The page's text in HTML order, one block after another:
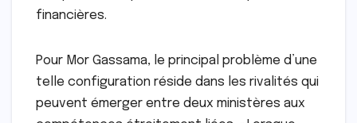
financières.
Pour Mor Gassama, le principal problème d’une
telle configuration réside dans les rivalités qui
peuvent émerger entre deux ministères aux